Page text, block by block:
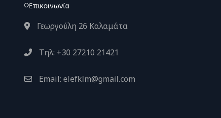
Επικοινωνία
Γεωργούλη 26 Καλαμάτα
Τηλ: +30 27210 21421
Email: elefklm@gmail.com